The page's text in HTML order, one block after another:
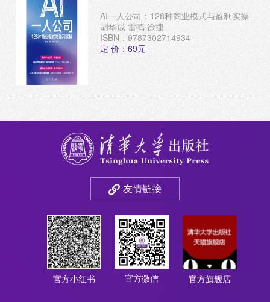
AI一人公司：128种商业模式与盈利实操
胡华成 雷鸣 徐捷
ISBN：9787302714934
定 价：69元
友情链接
官方小红书 官方微信 官方旗舰店